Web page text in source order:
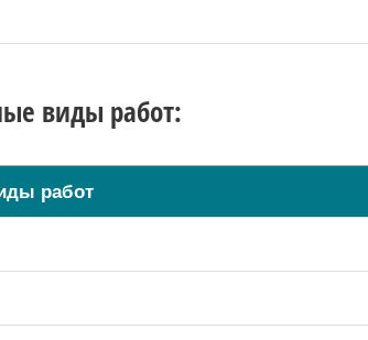
виды работ:
работ